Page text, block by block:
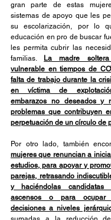
gran parte de estas
sistemas de apoyo que les
su escolarización, por lo
educación en pro de buscar
les permita cubrir las
familias.
La madre
vulnerable en tiempos de
falta de trabajo durante la
en víctima de
embarazos no deseados y
problemas que contribuyen
perpetuación de un círculo de
mujeres que renuncian a
estudios, para apoyar y
parejas, retrasando
y haciéndolas
ascensos o para ocupar
decisiones a niveles